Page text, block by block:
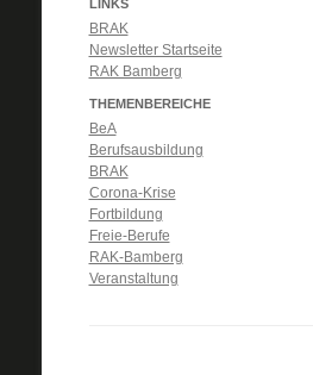
LINKS
BRAK
Newsletter Startseite
RAK Bamberg
THEMENBEREICHE
BeA
Berufsausbildung
BRAK
Corona-Krise
Fortbildung
Freie-Berufe
RAK-Bamberg
Veranstaltung